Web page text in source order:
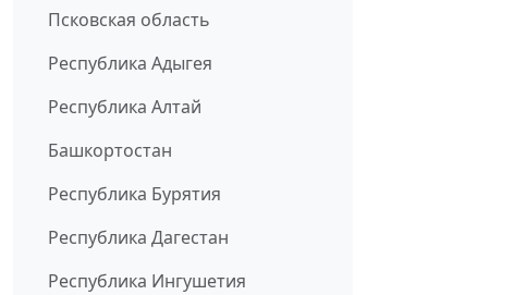
Псковская область
Республика Адыгея
Республика Алтай
Башкортостан
Республика Бурятия
Республика Дагестан
Республика Ингушетия